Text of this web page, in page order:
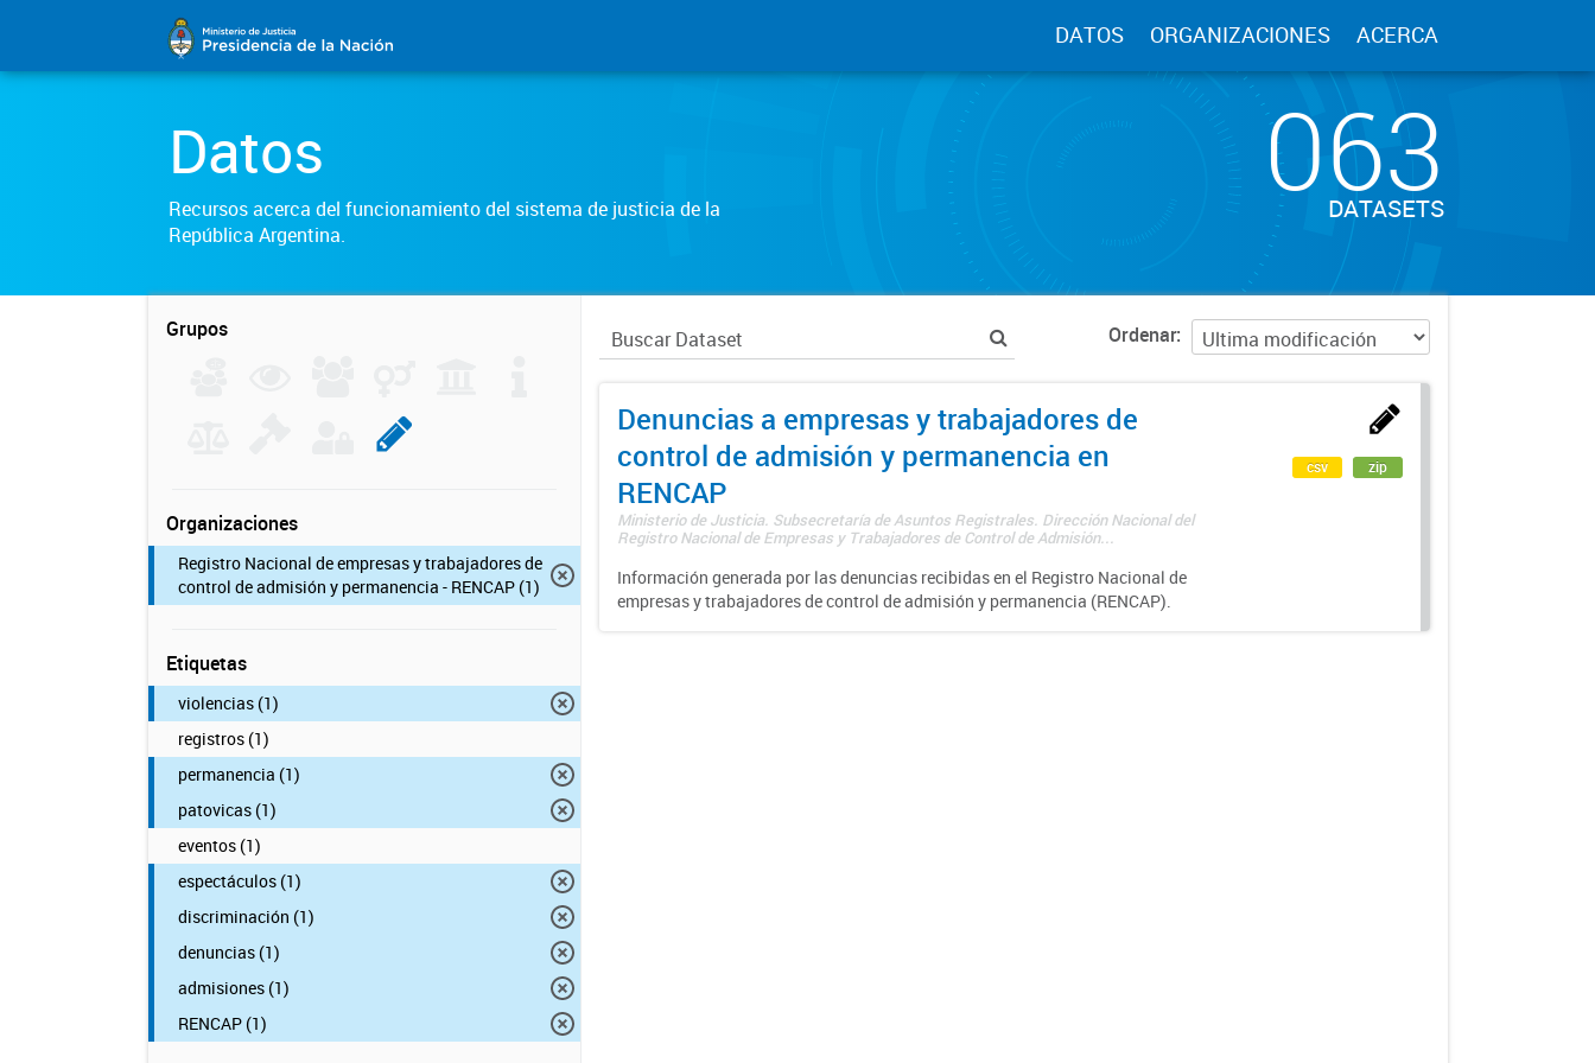
DATOS ORGANIZACIONES ACERCA
Datos
Recursos acerca del funcionamiento del sistema de justicia de la
República Argentina.
063
DATASETS
Grupos
Organizaciones
Registro Nacional de empresas y trabajadores de
control de admisión y permanencia - RENCAP (1)
Etiquetas
violencias (1)
registros (1)
permanencia (1)
patovicas (1)
eventos (1)
espectáculos (1)
discriminación (1)
denuncias (1)
admisiones (1)
RENCAP (1)
Ordenar
Denuncias a empresas y trabajadores de
control de admisión y permanencia en
RENCAP
Ministerio de Justicia. Subsecretaría de Asuntos Registrales. Dirección Nacional del
Registro Nacional de Empresas y Trabajadores de Control de Admisión...
Información generada por las denuncias recibidas en el Registro Nacional de
empresas y trabajadores de control de admisión y permanencia (RENCAP).
csv zip